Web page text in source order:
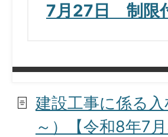
7月27日 制限
7月21日入札結
建設工事に係る
～）【令和8年7